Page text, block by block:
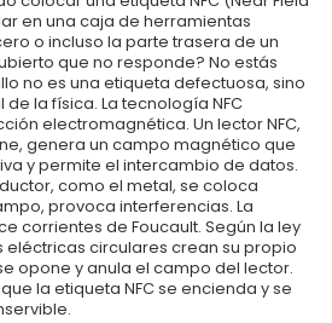
en una caja de herramientas
o incluso la parte trasera de un
que no responde? No estás
no es una etiqueta defectuosa, sino
la física. La tecnología NFC
electromagnética. Un lector NFC,
genera un campo magnético que
y permite el intercambio de datos.
como el metal, se coloca
provoca interferencias. La
corrientes de Foucault. Según la ley
eléctricas circulares crean su propio
opone y anula el campo del lector.
la etiqueta NFC se encienda y se